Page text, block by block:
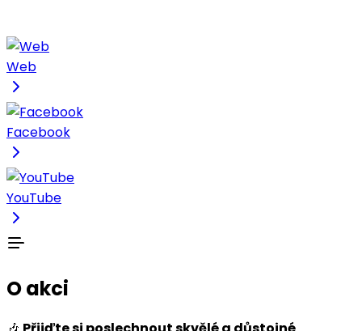
Web
Facebook
YouTube
O akci